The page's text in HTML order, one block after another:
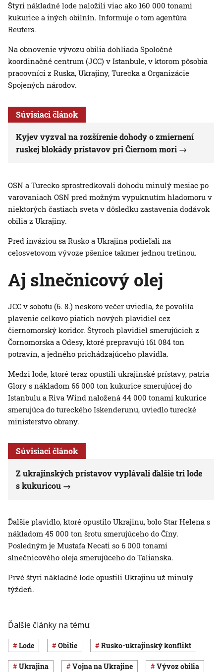
Štyri nákladné lode naložili viac ako 160 000 tonami
kukurice a iných obilnín. Informuje o tom agentúra
Reuters.
Na obnovenie vývozu obilia dohliada Spoločné
koordinačné centrum (JCC) v Istanbule, v ktorom pôsobia
pracovníci z Ruska, Ukrajiny, Turecka a Organizácie
Spojených národov.
Súvisiaci článok
Kyjev vyzval na rozšírenie dohody o zmiernení
ruskej blokády prístavov pri Čiernom mori
OSN a Turecko sprostredkovali dohodu minulý mesiac po
varovaniach OSN pred možným vypuknutím hladomoru v
niektorých častiach sveta v dôsledku zastavenia dodávok
obilia z Ukrajiny.
Pred inváziou sa Rusko a Ukrajina podieľali na
celosvetovom vývoze pšenice takmer jednou tretinou.
Aj slnečnicový olej
JCC v sobotu (6. 8.) neskoro večer uviedla, že povolila
plavenie celkovo piatich nových plavidiel cez
čiernomorský koridor. Štyroch plavidiel smerujúcich z
Čornomorska a Odesy, ktoré prepravujú 161 084 ton
potravín, a jedného prichádzajúceho plavidla.
Medzi lode, ktoré teraz opustili ukrajinské prístavy, patria
Glory s nákladom 66 000 ton kukurice smerujúcej do
Istanbulu a Riva Wind naložená 44 000 tonami kukurice
smerujúca do tureckého Iskenderunu, uviedlo turecké
ministerstvo obrany.
Súvisiaci článok
Z ukrajinských prístavov vyplávali ďalšie tri lode
s kukuricou
Ďalšie plavidlo, ktoré opustilo Ukrajinu, bolo Star Helena s
nákladom 45 000 ton šrotu smerujúceho do Číny.
Posledným je Mustafa Necati so 6 000 tonami
slnečnicového oleja smerujúceho do Talianska.
Prvé štyri nákladné lode opustili Ukrajinu už minulý
týždeň.
Ďalšie články na tému:
lode obilie rusko-ukrajinský konflikt
Ukrajina vojna na Ukrajine vývoz obilia